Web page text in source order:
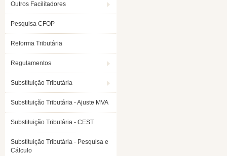
Outros Facilitadores
Pesquisa CFOP
Reforma Tributária
Regulamentos
Substituição Tributária
Substituição Tributária - Ajuste MVA
Substituição Tributária - CEST
Substituição Tributária - Pesquisa e
Cálculo